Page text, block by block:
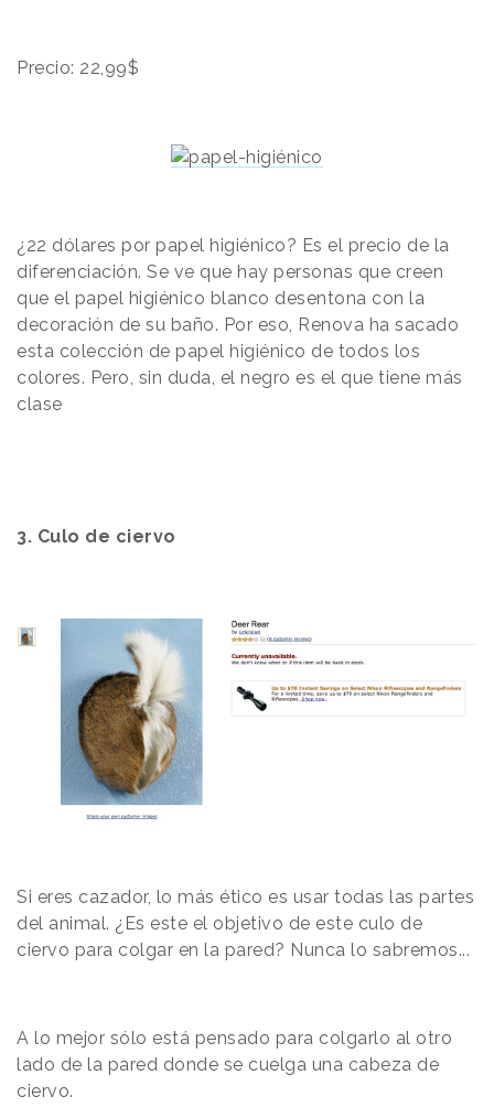
Precio: 22,99$
¿22 dólares por papel higiénico? Es el precio de la
diferenciación. Se ve que hay personas que creen
que el papel higiénico blanco desentona con la
decoración de su baño. Por eso, Renova ha sacado
esta colección de papel higiénico de todos los
colores. Pero, sin duda, el negro es el que tiene más
clase
3. Culo de ciervo
Si eres cazador, lo más ético es usar todas las partes
del animal. ¿Es este el objetivo de este culo de
ciervo para colgar en la pared? Nunca lo sabremos...
A lo mejor sólo está pensado para colgarlo al otro
lado de la pared donde se cuelga una cabeza de
ciervo.